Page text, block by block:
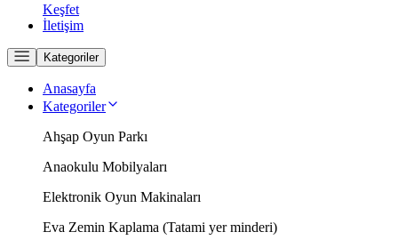
Keşfet
İletişim
Kategoriler
Anasayfa
Kategoriler
Ahşap Oyun Parkı
Anaokulu Mobilyaları
Elektronik Oyun Makinaları
Eva Zemin Kaplama (Tatami yer minderi)